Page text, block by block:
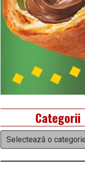
Categorii
Categorii